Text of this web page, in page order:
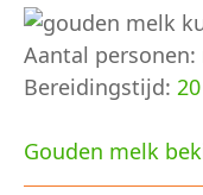
Aantal personen:
Bereidingstijd:
Gouden melk